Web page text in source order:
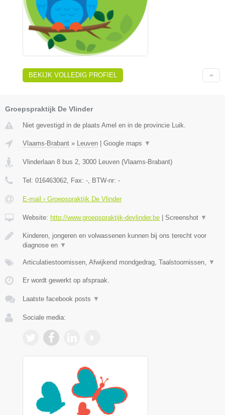
BEKIJK VOLLEDIG PROFIEL
Groepspraktijk De Vlinder
Niet gevestigd in de plaats Amel en in de provincie Luik.
Vlaams-Brabant » Leuven Google maps ▼
Vlinderlaan 8 bus 2, 3000 Leuven (Vlaams-Brabant)
Tel: 016463062, Fax: -, BTW-nr: -
E-mail › Groepspraktijk De Vlinder
Website: http://www.groepspraktijk-devlinder.be Screenshot ▼
Kinderen, jongeren en volwassenen kunnen bij ons terecht voor
diagnose en ▼
Articulatiestoornissen, Afwijkend mondgedrag, Taalstoornissen, ▼
Er wordt gewerkt op afspraak.
Laatste facebook posts ▼
Sociale media: